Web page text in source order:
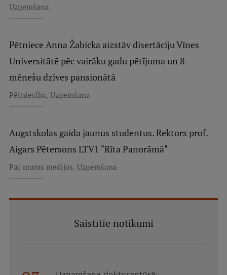
Uzņemšana
Pētniece Anna Žabicka aizstāv disertāciju Vīnes
Universitātē pēc vairāku gadu pētījuma un 8
mēnešu dzīves pansionātā
Pētniecība, Uzņemšana
Augstskolas gaida jaunus studentus. Rektors prof.
Aigars Pētersons LTV1 "Rīta Panorāmā"
Par mums medijos, Uzņemšana
Saistītie notikumi